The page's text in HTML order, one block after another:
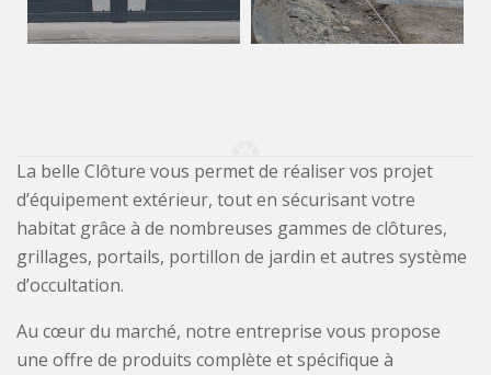
La belle Clôture vous permet de réaliser vos projet
d’équipement extérieur, tout en sécurisant votre
habitat grâce à de nombreuses gammes de clôtures,
grillages, portails, portillon de jardin et autres système
d’occultation.
Au cœur du marché, notre entreprise vous propose
une offre de produits complète et spécifique à